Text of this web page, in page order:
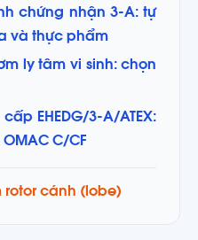
chứng nhận 3-A: tự
và thực phẩm
ly tâm vi sinh: chọn
EHEDG/3-A/ATEX:
C/CF
rotor cánh (lobe)